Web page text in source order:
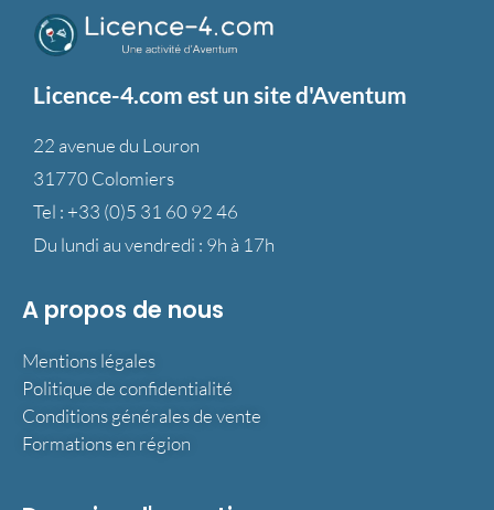
Licence-4.com est un site d'Aventum
22 avenue du Louron
31770 Colomiers
Tel : +33 (0)5 31 60 92 46
Du lundi au vendredi : 9h à 17h
A propos de nous
Mentions légales
Politique de confidentialité
Conditions générales de vente
Formations en région